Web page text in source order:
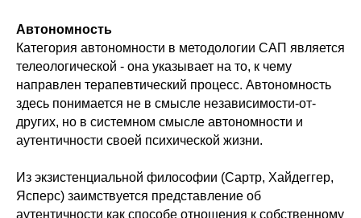
Автономность
Категория автономности в методологии САП является
телеологической - она указывает на то, к чему
направлен терапевтический процесс. Автономность
здесь понимается не в смысле независимости-от-
других, но в системном смысле автономности и
аутентичности своей психической жизни.
Из экзистенциальной философии (Сартр, Хайдеггер,
Ясперс) заимствуется представление об
аутентичности как способе отношения к собственному